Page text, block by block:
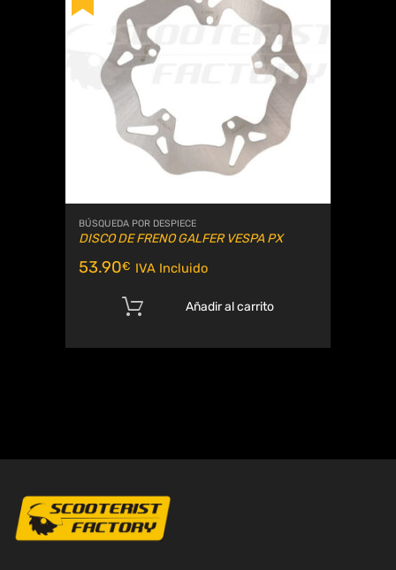
BÚSQUEDA POR DESPIECE
DISCO DE FRENO GALFER VESPA PX
53.90€ IVA Incluido
Añadir al carrito